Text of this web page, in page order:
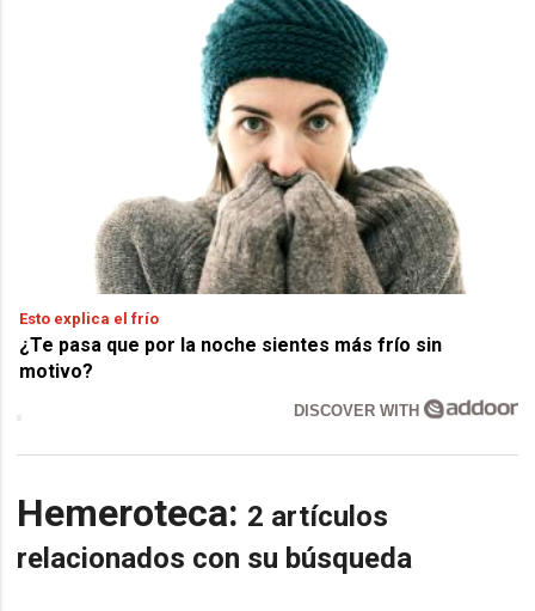
Esto explica el frío
¿Te pasa que por la noche sientes más frío sin
motivo?
DISCOVER WITH
Hemeroteca: 2 artículos
relacionados con su búsqueda